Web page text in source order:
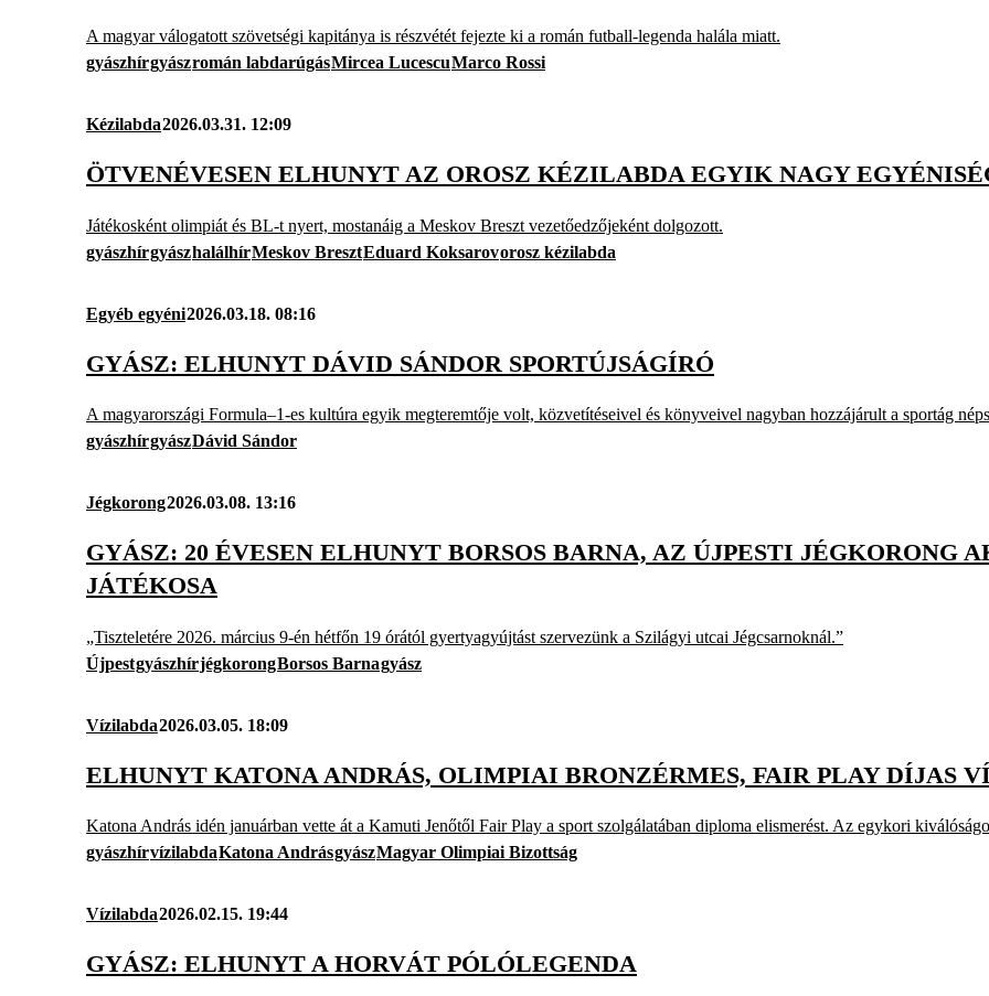
A magyar válogatott szövetségi kapitánya is részvétét fejezte ki a román futball-legenda halála miatt.
gyászhírgyászromán labdarúgásMircea LucescuMarco Rossi
Kézilabda2026.03.31. 12:09
ÖTVENÉVESEN ELHUNYT AZ OROSZ KÉZILABDA EGYIK NAGY
Játékosként olimpiát és BL-t nyert, mostanáig a Meskov Breszt vezetőedzőjeként dolgozott.
gyászhírgyászhalálhírMeskov BresztEduard Koksarovorosz kézilabda
Egyéb egyéni2026.03.18. 08:16
GYÁSZ: ELHUNYT DÁVID SÁNDOR SPORTÚJSÁGÍRÓ
A magyarországi Formula–1-es kultúra egyik megteremtője volt, közvetítéseivel és könyveivel nagyban hozzájárult a sportág
gyászhírgyászDávid Sándor
Jégkorong2026.03.08. 13:16
GYÁSZ: 20 ÉVESEN ELHUNYT BORSOS BARNA, AZ ÚJPESTI JÉGKORONG
JÁTÉKOSA
„Tiszteletére 2026. március 9-én hétfőn 19 órától gyertyagyújtást szervezünk a Szilágyi utcai Jégcsarnoknál.”
ÚjpestgyászhírjégkorongBorsos Barnagyász
Vízilabda2026.03.05. 18:09
ELHUNYT KATONA ANDRÁS, OLIMPIAI BRONZÉRMES, FAIR PLAY DÍJAS
Katona András idén januárban vette át a Kamuti Jenőtől Fair Play a sport szolgálatában diploma elismerést. Az egykori
gyászhírvízilabdaKatona AndrásgyászMagyar Olimpiai Bizottság
Vízilabda2026.02.15. 19:44
GYÁSZ: ELHUNYT A HORVÁT PÓLÓLEGENDA